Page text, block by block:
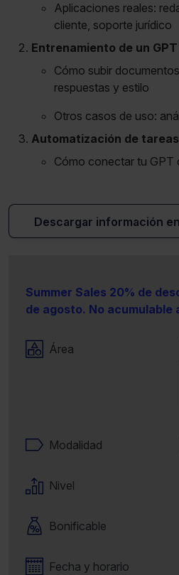
Aplicaciones reales:
cliente, soporte jurídico
Entrenamiento de un
Cómo subir
respuestas y estilo
Otros casos de uso:
Automatización de
Cómo conectar tu GPT
Descargar información
Summer Sales 20% de
de agosto. No
Área
Modalidad
Nivel
Bonificable
Fecha y horario